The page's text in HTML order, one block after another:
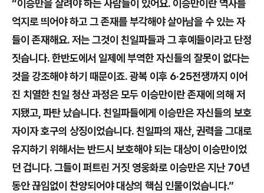
“이승만을 살려야 하는 사람들이 있어요. 이승만이란 역사를
억지로 띄어야 하고 그 존재를 부각해야 살아남을 수 있는 자
들이 존재해요.저는 그것이 친일파들과 그 후예들이라고 단정
짓습니다.한반도에서 일제에 부역한 자신들의 잘못이 없다는
것을 강조해야 하기 때문이죠.광복 이후 6‧25전쟁까지 이어
진 치열한 친일 청산 과정은 모두 이승만이란 존재에 의해 저
지됐고, 파탄 났습니다.친일파들에게 이승만은 자신들의 보호
자이자 호구의 상징이었습니다.친일파의 재산, 권력을 그대로
유지하기 위해서는 반드시 보호해야 되는 대상이 이승만이었
던 겁니다.그들이 퍼트린 거짓 영웅화로 이승만은 지난70년
동안 끊임없이 찬양되어야 대상의 핵심 인물이었습니다.”